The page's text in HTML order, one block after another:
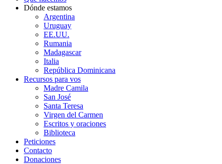
Dónde estamos
Argentina
Uruguay
EE.UU.
Rumania
Madagascar
Italia
República Dominicana
Recursos para vos
Madre Camila
San José
Santa Teresa
Virgen del Carmen
Escritos y oraciones
Biblioteca
Peticiones
Contacto
Donaciones